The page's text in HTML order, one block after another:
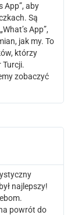
App”, aby
Są
App”,
jak my. To
którzy
Turcji.
zobaczyć
najlepszy!
powrót do